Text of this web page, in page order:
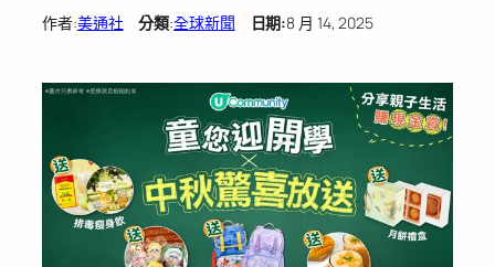
作者:美通社 分類:全球新聞 日期:8 月 14, 2025